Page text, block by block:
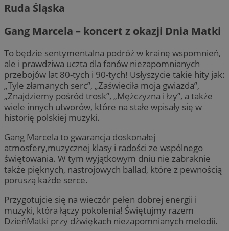
Ruda Śląska
Gang Marcela – koncert z okazji Dnia Matki
To będzie sentymentalna podróż w krainę wspomnień,
ale i prawdziwa uczta dla fanów niezapomnianych
przebojów lat 80-tych i 90-tych! Usłyszycie takie hity jak:
„Tyle złamanych serc”, „Zaświeciła moja gwiazda”,
„Znajdziemy pośród trosk”, „Mężczyzna i łzy”, a także
wiele innych utworów, które na stałe wpisały się w
historię polskiej muzyki.
Gang Marcela to gwarancja doskonałej
atmosfery,muzycznej klasy i radości ze wspólnego
świętowania. W tym wyjątkowym dniu nie zabraknie
także pięknych, nastrojowych ballad, które z pewnością
poruszą każde serce.
Przygotujcie się na wieczór pełen dobrej energii i
muzyki, która łączy pokolenia! Świętujmy razem
DzieńMatki przy dźwiękach niezapomnianych melodii.